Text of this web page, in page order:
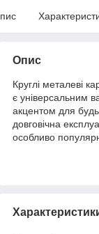
Опис
Круглі металеві
є універсальним
акцентом для
довговічна
особливо